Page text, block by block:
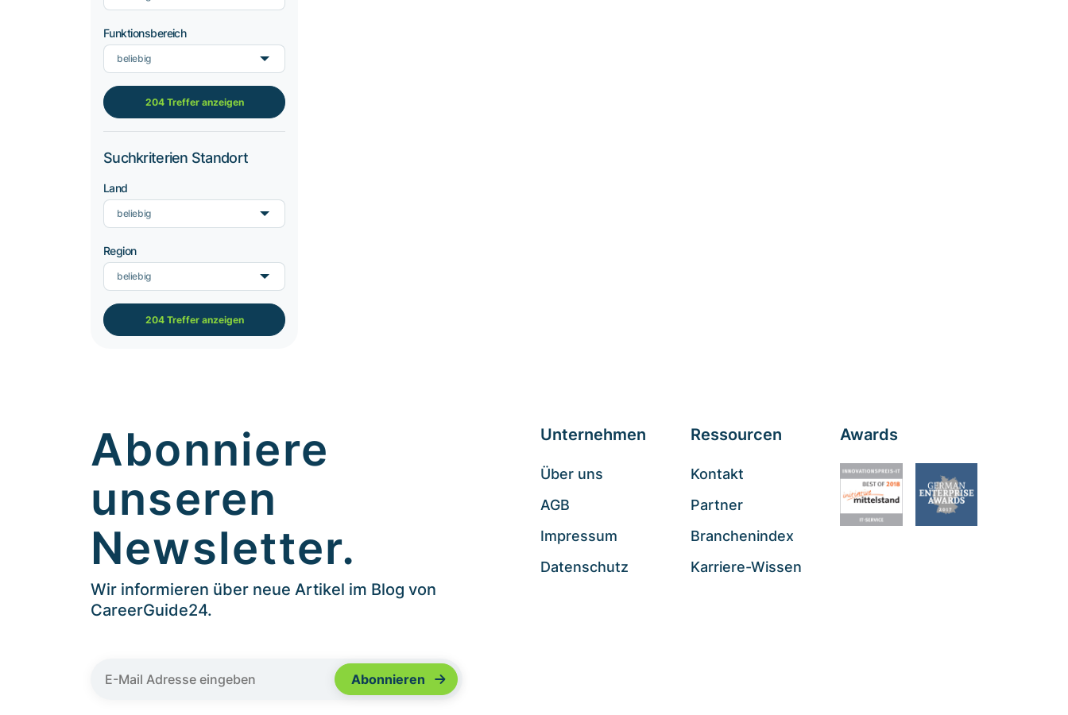
Funktionsbereich
beliebig
204 Treffer anzeigen
Suchkriterien Standort
Land
beliebig
Region
beliebig
204 Treffer anzeigen
Abonniere
unseren
Newsletter.
Wir informieren über neue Artikel im Blog von
CareerGuide24.
Unternehmen
Über uns
AGB
Impressum
Datenschutz
Ressourcen
Kontakt
Partner
Branchenindex
Karriere-Wissen
Awards